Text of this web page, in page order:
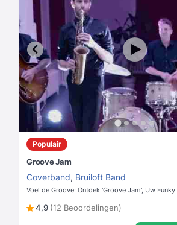
Populair
Groove Jam
Coverband, Bruiloft Band
Voel de Groove: Ontdek 'Groove Jam', Uw
4,9 (12 Beoordelingen)